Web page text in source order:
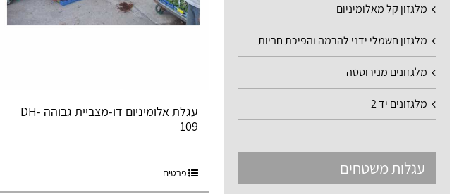
עגלת אלומיניום דו-מצביית גבוהה DH-
109
פרטים
מלגזון קל מאלומיניום
מלגזון חשמלי ידני להרמה והפיכת חביות
מלגזונים מנירוסטה
מלגזונים יד 2
עגלות משטחים